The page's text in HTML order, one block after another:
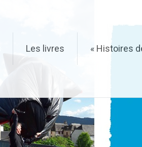
Les livres « Histoires